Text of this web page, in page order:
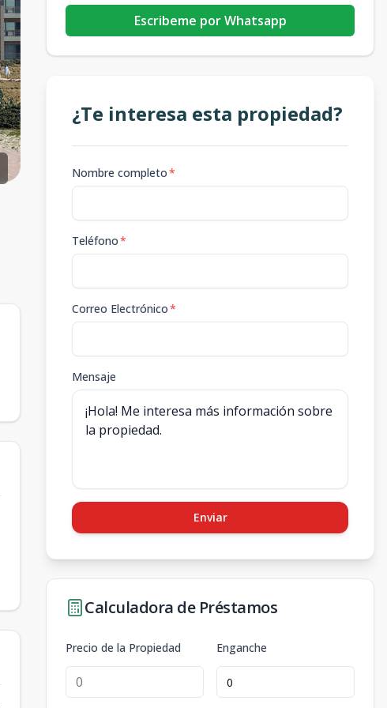
Escribeme por Whatsapp
¿Te interesa esta propiedad?
Nombre completo*
Teléfono*
Correo Electrónico*
Mensaje
Enviar
Calculadora de Préstamos
Precio de la Propiedad Enganche